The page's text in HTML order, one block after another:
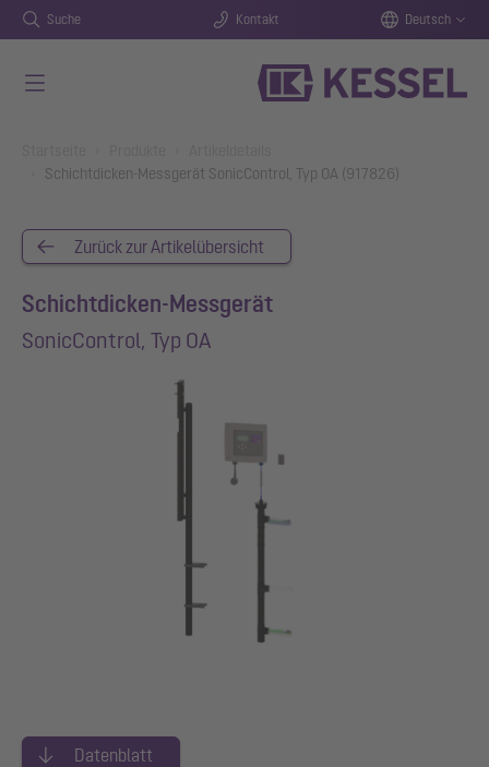
Suche Kontakt Deutsch
Schichtdicken-Messgerät SonicControl, Typ OA (917826)
Zurück zur Artikelübersicht
Schichtdicken-Messgerät
SonicControl, Typ OA
Datenblatt